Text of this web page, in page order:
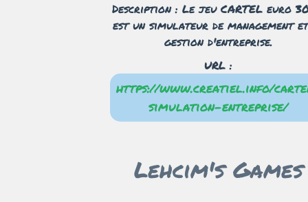
Description : Le jeu CARTEL euro
est un simulateur de management
gestion d'entreprise.
URL :
https://www.creatiel.info/
simulation-entreprise/
Lehcim's Games